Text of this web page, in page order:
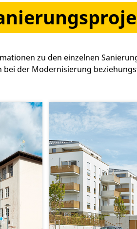
zu den einzelnen
der Modernisierung